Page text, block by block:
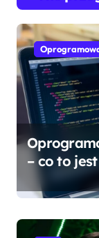
w
p
i
s
ó
w
– co to
niego